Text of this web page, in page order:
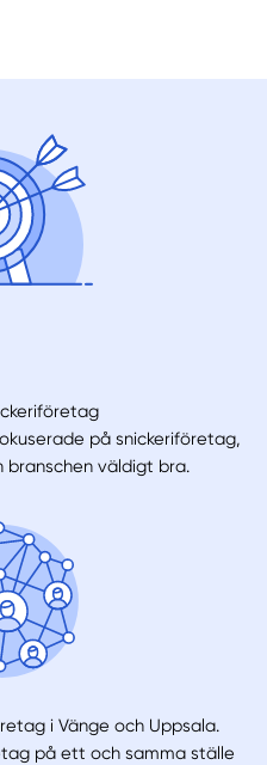
på snickeriföretag,
väldigt bra.
i Vänge och Uppsala.
på ett och samma ställe